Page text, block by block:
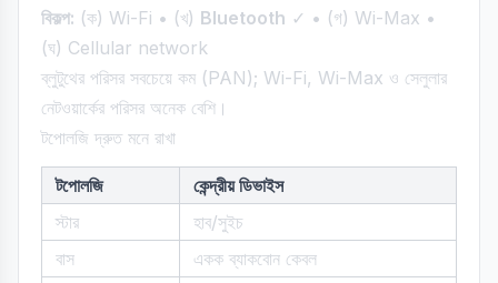
বিকল্প: (ক) Wi-Fi • (খ) Bluetooth ✓ • (গ) Wi-Max •
(ঘ) Cellular network
ব্লুটুথের পরিসর সবচেয়ে কম (PAN); Wi-Fi, Wi-Max ও সেলুলার
নেটওয়ার্কের পরিসর অনেক বেশি।
টপোলজি দ্রুত মনে রাখা
টপোলজি
কেন্দ্রীয় ডিভাইস
স্টার
হাব/সুইচ
বাস
একক ব্যাকবোন কেবল